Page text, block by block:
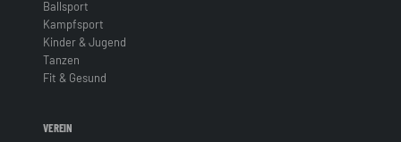
Ballsport
Kampfsport
Kinder & Jugend
Tanzen
Fit & Gesund
VEREIN